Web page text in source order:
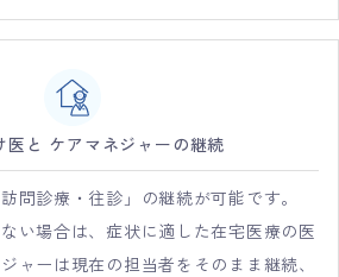
医と ケアマネジャーの継続
問診療・往診」の継続が可能です。
い場合は、症状に適した在宅医療の医
ャーは現在の担当者をそのまま継続、